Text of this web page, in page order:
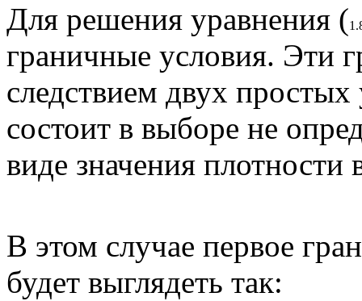
Для решения уравнения (
граничные условия. Эти
следствием двух
состоит в выборе не
виде значения плотности
В этом случае первое
будет выглядеть так: